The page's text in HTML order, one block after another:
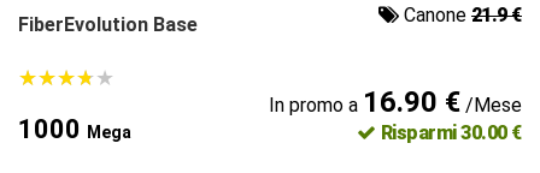
FiberEvolution Base Canone 21.9 €
★★★★★
★★★★★
1000 Mega
In promo a 16.90 €/Mese
Risparmi 30.00 €